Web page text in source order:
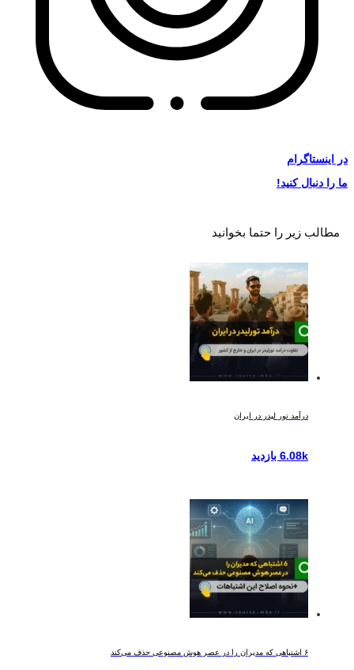
در
اینستاگرام
ما را دنبال کنید!
مطالب زیر را حتما بخوانید
درآمد تور لیدر در ایران
6.08k بازدید
۶ اشتباهی که مدیران را در عصر هوش مصنوعی حذف می‌کند